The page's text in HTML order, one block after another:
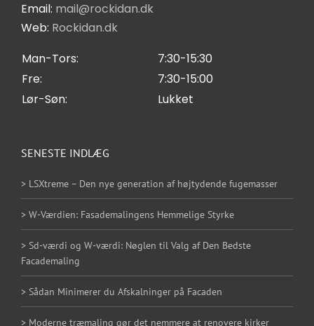
Email: mail@rockidan.dk
Web: Rockidan.dk
Man-Tors:
7:30-15:30
Fre:
7:30-15:00
Lør-Søn:
Lukket
Cookie Indstilling
SENESTE INDLÆG
> LSXtreme – Den nye generation af højtydende fugemasser
> W-Værdien: Fasademalingens Hemmelige Styrke
> Sd-værdi og W-værdi: Nøglen til Valg af Den Bedste
Facademaling
> Sådan Minimerer du Afskalninger på Facaden
> Moderne træmaling gør det nemmere at renovere kirker